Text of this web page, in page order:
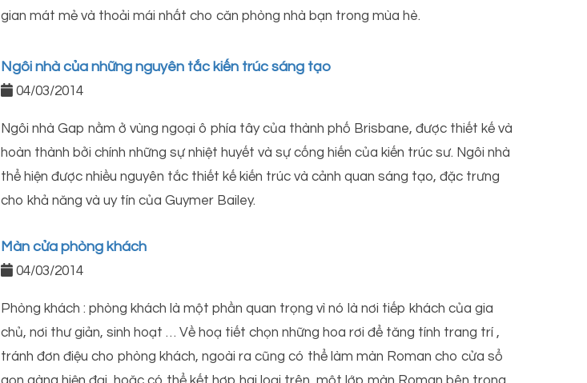
gian mát mẻ và thoải mái nhất cho căn phòng nhà bạn trong mùa hè.
Ngôi nhà của những nguyên tắc kiến trúc sáng tạo
04/03/2014
Ngôi nhà Gap nằm ở vùng ngoại ô phía tây của thành phố Brisbane, được thiết kế và
hoàn thành bởi chính những sự nhiệt huyết và sự cống hiến của kiến trúc sư. Ngôi nhà
thể hiện được nhiều nguyên tắc thiết kế kiến trúc và cảnh quan sáng tạo, đặc trưng
cho khả năng và uy tín của Guymer Bailey.
Màn cửa phòng khách
04/03/2014
Phòng khách : phòng khách là một phần quan trọng vì nó là nơi tiếp khách của gia
chủ, nơi thư giản, sinh hoạt … Về hoạ tiết chọn những hoa rơi để tăng tính trang trí ,
tránh đơn điệu cho phòng khách, ngoài ra cũng có thể làm màn Roman cho cửa sổ